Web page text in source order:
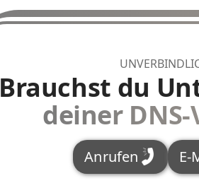
Brauchst du
deiner
Anrufen E-